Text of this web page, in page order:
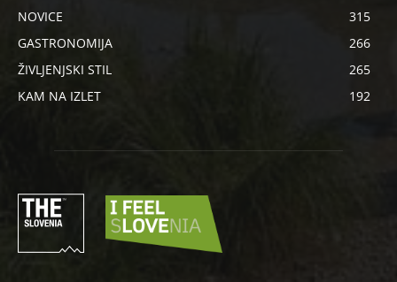
NOVICE
315
GASTRONOMIJA
266
ŽIVLJENJSKI STIL
265
KAM NA IZLET
192